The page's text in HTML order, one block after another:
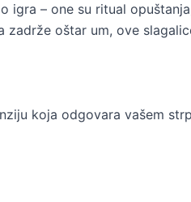
igra – one su ritual
oštar um, ove
koja odgovara vašem